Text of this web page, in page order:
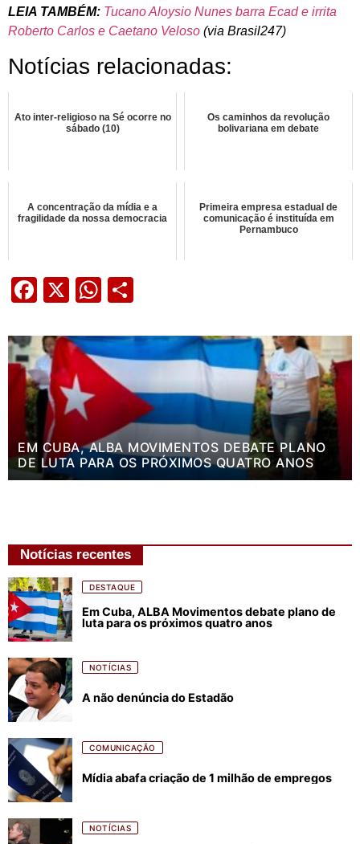
LEIA TAMBÉM: Tucano Aloysio Nunes barra Ecad e irrita
Roberto Carlos e Caetano Veloso (via Brasil247)
Notícias relacionadas:
Ato inter-religioso na Sé ocorre no
sábado (10)
Os caminhos da revolução
bolivariana em debate
A concentração da mídia e a
fragilidade da nossa democracia
Primeira empresa estadual de
comunicação é instituída em
Pernambuco
Facebook
X WhatsApp
EM CUBA, ALBA MOVIMENTOS DEBATE PLANO
DE LUTA PARA OS PRÓXIMOS QUATRO ANOS
Notícias recentes
DESTAQUE
Em Cuba, ALBA Movimentos debate plano de
luta para os próximos quatro anos
NOTÍCIAS
A não denúncia do Estadão
COMUNICAÇÃO
Mídia abafa criação de 1 milhão de empregos
NOTÍCIAS